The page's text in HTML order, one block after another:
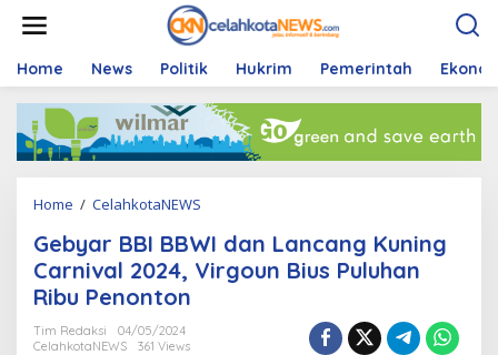
t
Home News Politik Hukrim Pemerintah
Home / CelahkotaNEWS
b
y
a
Gebyar BBI BBWI dan Lancang Kuning
Carnival 2024, Virgoun Bius Puluhan
Ribu Penonton
Tim Redaksi
04/05/2024
CelahkotaNEWS
361 Views